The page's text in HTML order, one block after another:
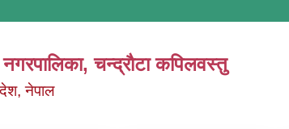
चन्द्राैटा कपिलवस्तु
नेपाल